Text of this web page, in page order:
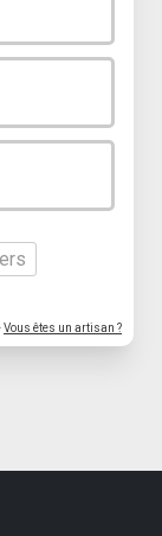
Vous êtes un artisan ?